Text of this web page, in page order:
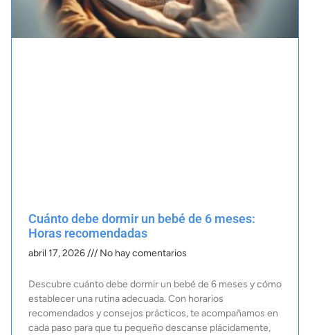
Cuánto debe dormir un bebé de 6 meses:
Horas recomendadas
abril 17, 2026 No hay comentarios
Descubre cuánto debe dormir un bebé de 6 meses y cómo
establecer una rutina adecuada. Con horarios
recomendados y consejos prácticos, te acompañamos en
cada paso para que tu pequeño descanse plácidamente,